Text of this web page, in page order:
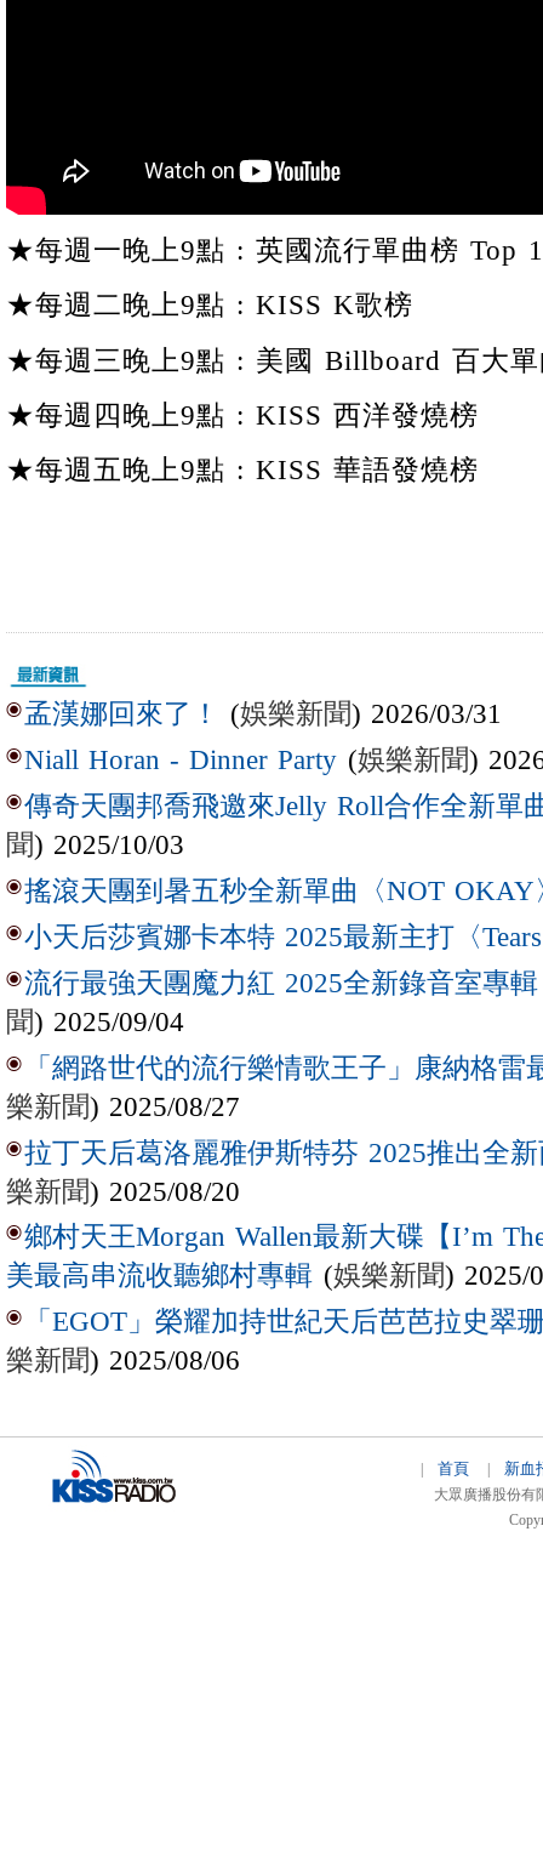
★每週一晚上9點 : 英國流行單曲榜 Top
★每週二晚上9點 : KISS K歌榜
★每週三晚上9點 : 美國 Billboard 百大
★每週四晚上9點 : KISS 西洋發燒榜
★每週五晚上9點 : KISS 華語發燒榜
孟漢娜回來了！ (娛樂新聞) 2026/03/31
Niall Horan - Dinner Party (娛樂新聞)
傳奇天團邦喬飛邀來Jelly Roll合作全新單
聞) 2025/10/03
搖滾天團到暑五秒全新單曲〈NOT OKAY
小天后莎賓娜卡本特 2025最新主打〈
流行最強天團魔力紅 2025全新錄音室專
聞) 2025/09/04
「網路世代的流行樂情歌王子」康納格雷
樂新聞) 2025/08/27
拉丁天后葛洛麗雅伊斯特芬 2025推出全新
樂新聞) 2025/08/20
鄉村天王Morgan Wallen最新大碟【I’m
美最高串流收聽鄉村專輯 (娛樂新聞) 2025/
「EGOT」榮耀加持世紀天后芭芭拉史翠
樂新聞) 2025/08/06
| 首頁| 新血
大眾廣播股份有